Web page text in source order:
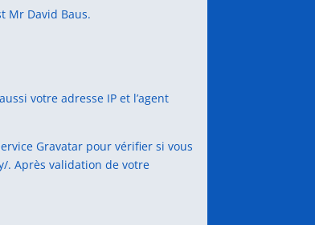
Mr David Baus.
votre adresse IP et l’agent
Gravatar pour vérifier si vous
. Après validation de votre